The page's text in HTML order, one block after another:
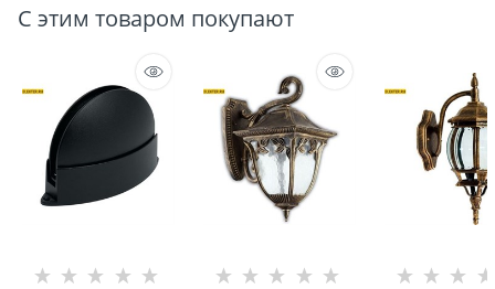
С этим товаром покупают